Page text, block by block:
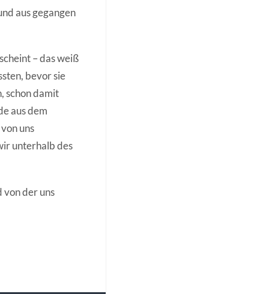
aus gegangen
– das weiß
bevor sie
schon damit
aus dem
uns
unterhalb des
von der uns